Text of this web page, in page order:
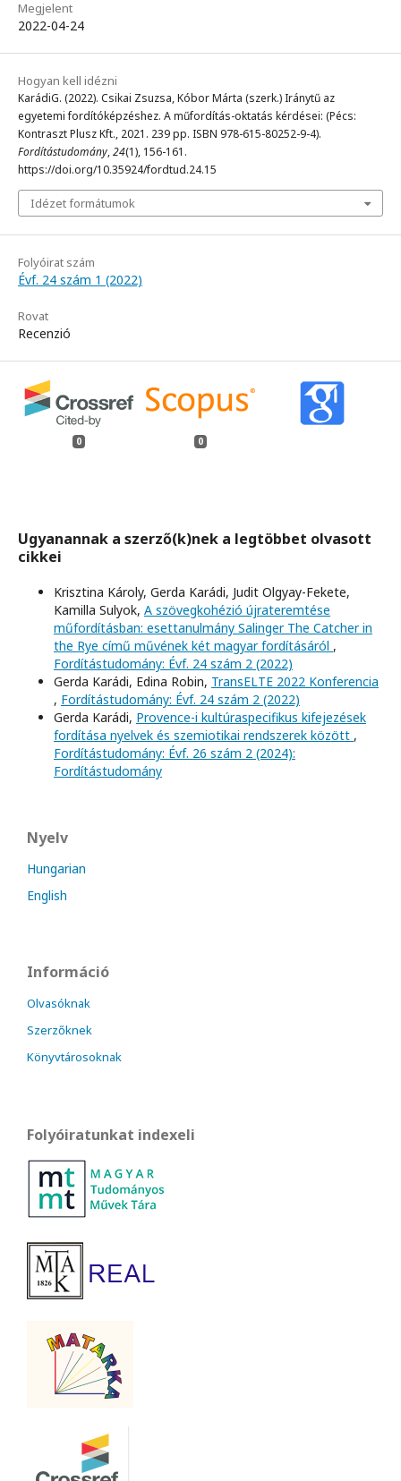
Megjelent
2022-04-24
Hogyan kell idézni
KarádiG. (2022). Csikai Zsuzsa, Kóbor Márta (szerk.) Iránytű az
egyetemi fordítóképzéshez. A műfordítás-oktatás kérdései: (Pécs:
Kontraszt Plusz Kft., 2021. 239 pp. ISBN 978-615-80252-9-4).
Fordítástudomány,24(1), 156-161.
https://doi.org/10.35924/fordtud.24.15
Idézet formátumok
Folyóirat szám
Évf. 24 szám 1 (2022)
Rovat
Recenzió
0 0
Ugyanannak a szerző(k)nek a legtöbbet olvasott
cikkei
Krisztina Károly, Gerda Karádi, Judit Olgyay-Fekete,
Kamilla Sulyok, A szövegkohézió újrateremtése
műfordításban: esettanulmány Salinger The Catcher in
the Rye című művének két magyar fordításáról ,
Fordítástudomány: Évf. 24 szám 2 (2022)
Gerda Karádi, Edina Robin, TransELTE 2022 Konferencia
, Fordítástudomány: Évf. 24 szám 2 (2022)
Gerda Karádi, Provence-i kultúraspecifikus kifejezések
fordítása nyelvek és szemiotikai rendszerek között ,
Fordítástudomány: Évf. 26 szám 2 (2024):
Fordítástudomány
Nyelv
Hungarian
English
Információ
Olvasóknak
Szerzőknek
Könyvtárosoknak
Folyóiratunkat indexeli